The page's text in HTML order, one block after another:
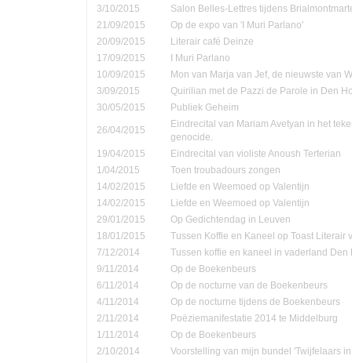
3/10/2015
Salon Belles-Lettres tijdens
21/09/2015
Op de expo van 'I Muri Parlano'
20/09/2015
Literair café Deinze
17/09/2015
I Muri Parlano
10/09/2015
Mon van Marja van Jef, de nieuwste van
3/09/2015
Quirilian met de Pazzi de Parole in Den
30/05/2015
Publiek Geheim
26/04/2015
Eindrecital van Mariam Avetyan in het
genocide.
19/04/2015
Eindrecital van violiste Anoush Terterian
1/04/2015
Toen troubadours zongen
14/02/2015
Liefde en Weemoed op Valentijn
14/02/2015
Liefde en Weemoed op Valentijn
29/01/2015
Op Gedichtendag in Leuven
18/01/2015
Tussen Koffie en Kaneel op Toast Literair
7/12/2014
Tussen koffie en kaneel in vaderland Den
9/11/2014
Op de Boekenbeurs
6/11/2014
Op de nocturne van de Boekenbeurs
4/11/2014
Op de nocturne tijdens de Boekenbeurs
2/11/2014
Poëziemanifestatie 2014 te Middelburg
1/11/2014
Op de Boekenbeurs
2/10/2014
Voorstelling van mijn bundel 'Twijfelaars